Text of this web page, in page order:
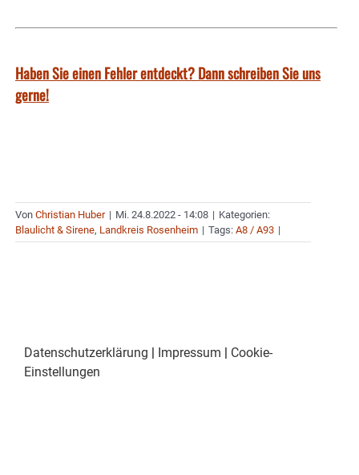
Haben Sie einen Fehler entdeckt? Dann schreiben Sie uns
gerne!
Von Christian Huber | Mi. 24.8.2022 - 14:08 | Kategorien:
Blaulicht & Sirene, Landkreis Rosenheim | Tags: A8 / A93 |
Datenschutzerklärung | Impressum | Cookie-
Einstellungen